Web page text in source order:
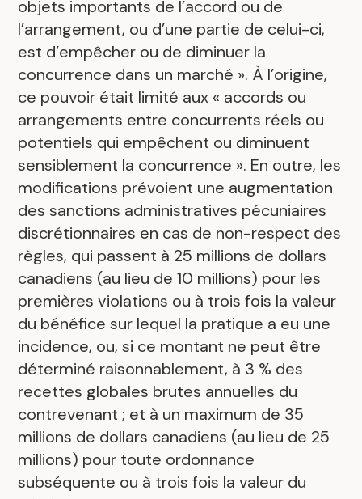
objets importants de l’accord ou de
l’arrangement, ou d’une partie de celui-ci,
est d’empêcher ou de diminuer la
concurrence dans un marché ». À l’origine,
ce pouvoir était limité aux « accords ou
arrangements entre concurrents réels ou
potentiels qui empêchent ou diminuent
sensiblement la concurrence ». En outre, les
modifications prévoient une augmentation
des sanctions administratives pécuniaires
discrétionnaires en cas de non-respect des
règles, qui passent à 25 millions de dollars
canadiens (au lieu de 10 millions) pour les
premières violations ou à trois fois la valeur
du bénéfice sur lequel la pratique a eu une
incidence, ou, si ce montant ne peut être
déterminé raisonnablement, à 3 % des
recettes globales brutes annuelles du
contrevenant ; et à un maximum de 35
millions de dollars canadiens (au lieu de 25
millions) pour toute ordonnance
subséquente ou à trois fois la valeur du